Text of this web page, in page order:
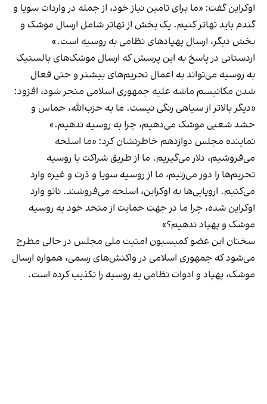
اوکراین گفت: «ما برای تامین نیاز خود، از جمله در واردات سویا و
گندم باید تهاتر کنیم. یک بخش از تهاتر شامل ارسال موشک و
بخش دیگر، ارسال پهپادهای نظامی به روسیه است.»
اردستانی در پاسخ به این پرسش که ارسال موشک‌های بالستیک
به روسیه می‌تواند به اعمال تحریم‌های بیشتر و حتی فعال
شدن مکانیسم ماشه علیه جمهوری اسلامی منجر شود، افزود:
«دیگر بالاتر از سیاهی رنگی نیست. ما به حزب‌الله، حماس و
حشد شعبی موشک می‌دهیم، چرا به روسیه ندهیم.»
نماینده مجلس دوازدهم خاطرنشان کرد: «ما اسلحه
می‌فروشیم، دلار می‌گیریم. ما از طریق شراکت با روسیه
تحریم‌ها را دور می‌زنیم، ما از روسیه سویا و ذرت و غیره وارد
می‌کنیم. اروپایی‌ها به اوکراین، اسلحه می‌فروشند. ناتو وارد
اوکراین شده، چرا ما در جهت حمایت از متحد خود به روسیه
موشک و پهپاد ندهیم؟»
سخنان این عضو کمیسیون امنیت ملی مجلس در حالی‌ مطرح
می‌شود که جمهوری اسلامی در واکنش‌های رسمی، همواره ارسال
موشک، پهپاد و ادوات نظامی به روسیه را تکذیب کرده است.